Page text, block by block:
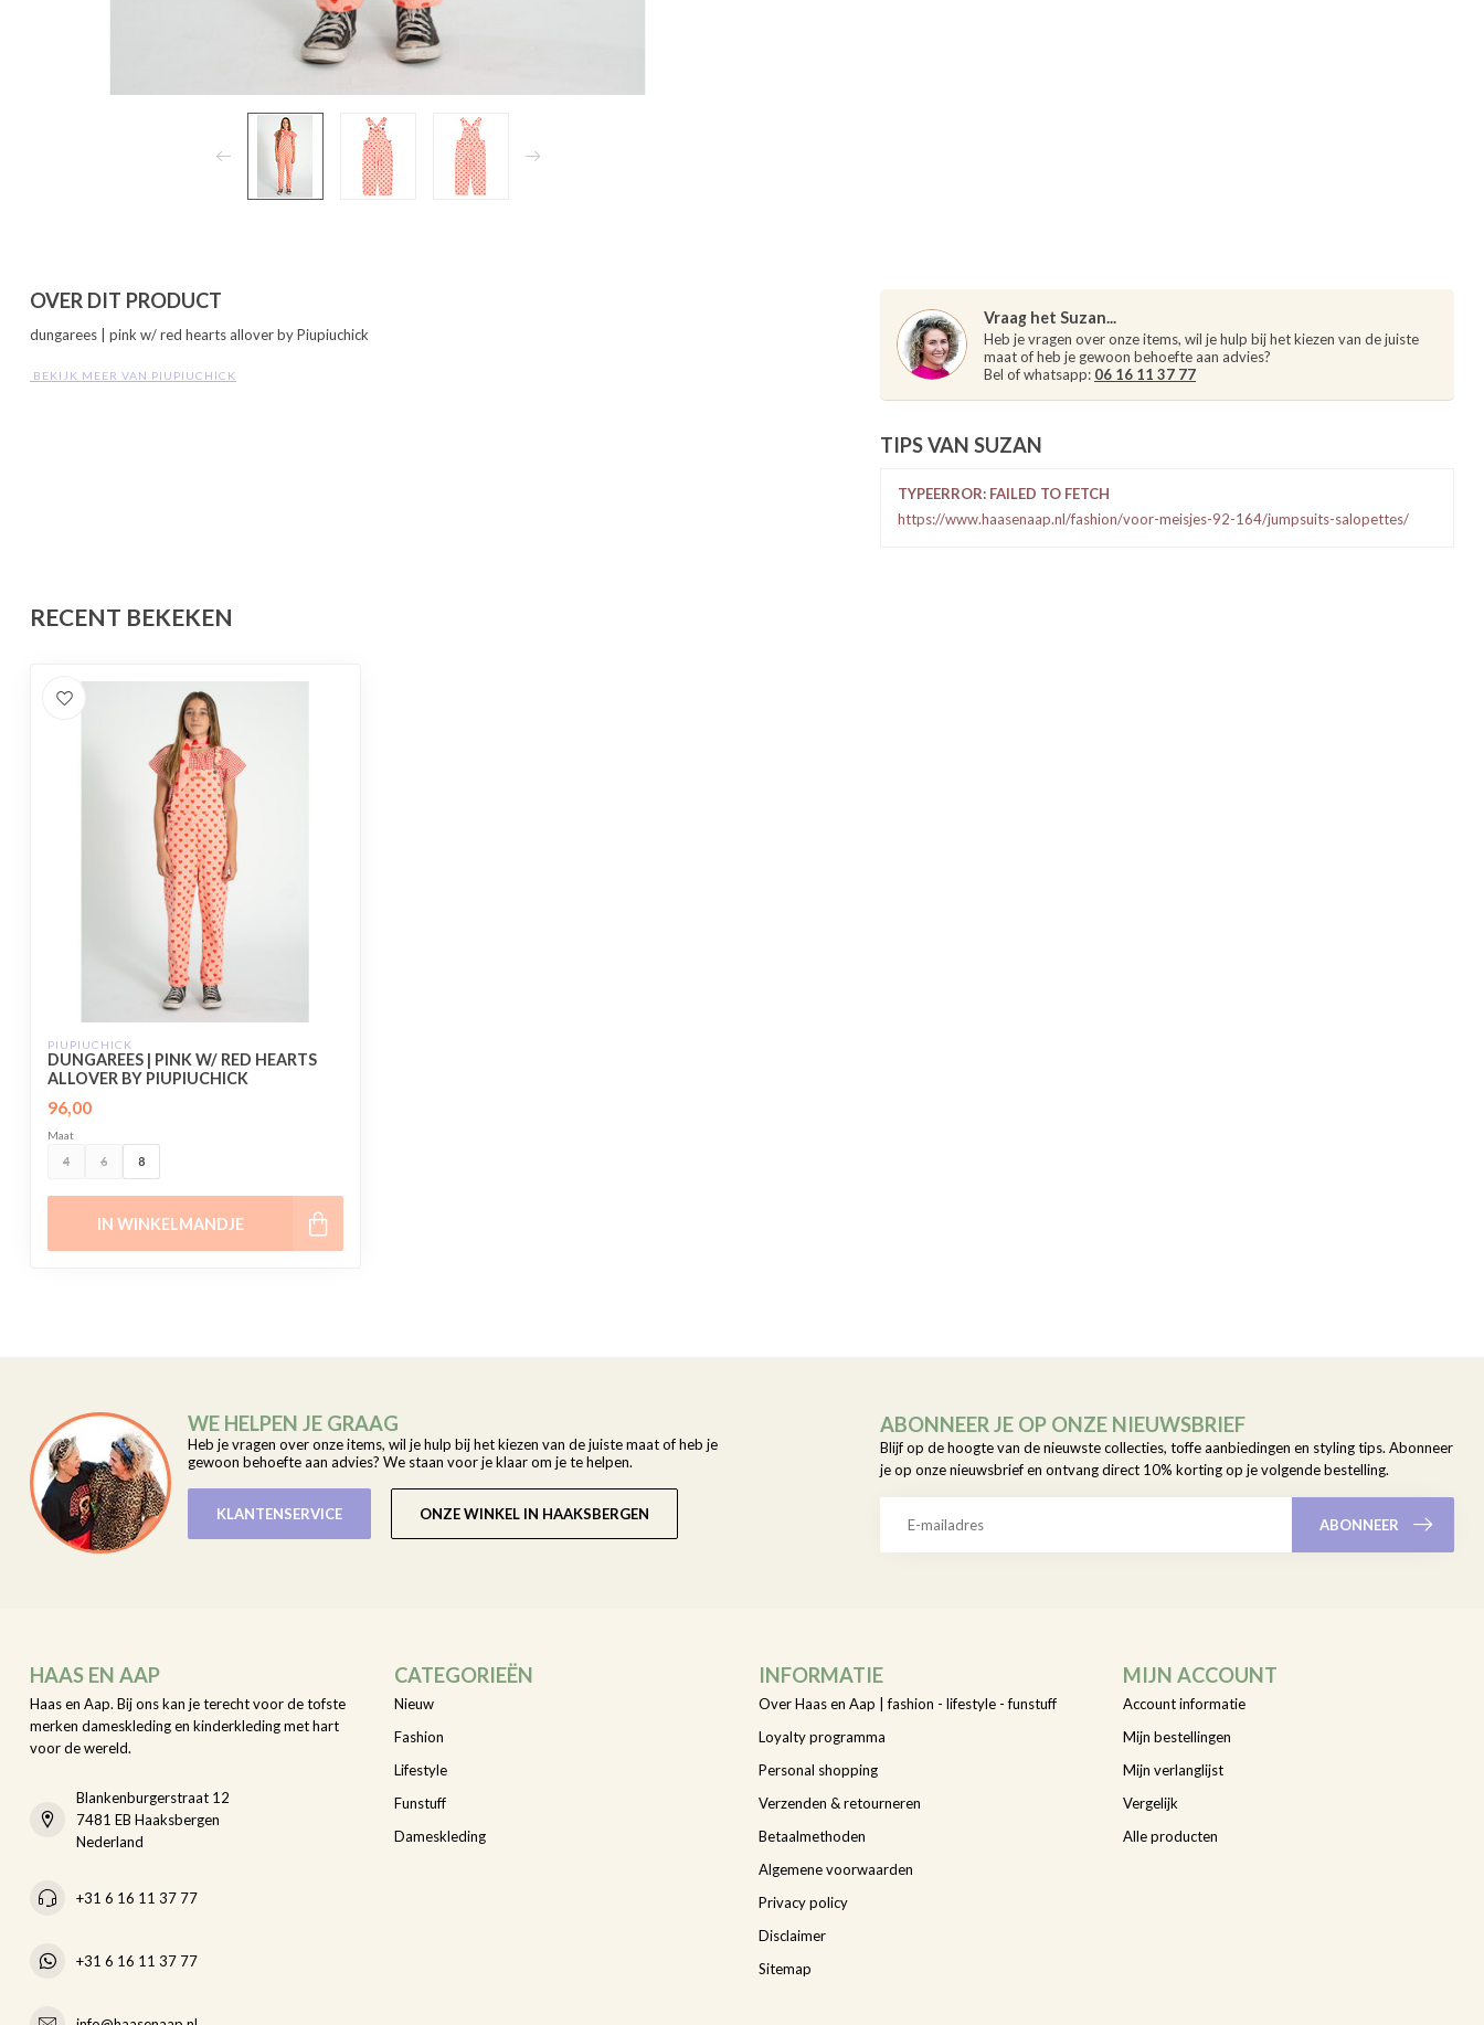
OVER DIT PRODUCT
dungarees | pink w/ red hearts allover by Piupiuchick
BEKIJK MEER VAN PIUPIUCHICK
Vraag het Suzan...
Heb je vragen over onze items, wil je hulp bij het kiezen van de juiste
maat of heb je gewoon behoefte aan advies?
Bel of whatsapp: 06 16 11 37 77
TIPS VAN SUZAN
TYPEERROR: FAILED TO FETCH
https://www.haasenaap.nl/fashion/voor-meisjes-92-164/jumpsuits-salopettes/
RECENT BEKEKEN
PIUPIUCHICK
DUNGAREES | PINK W/ RED HEARTS
ALLOVER BY PIUPIUCHICK
96,00
Maat
4 6 8
IN WINKELMANDJE
WE HELPEN JE GRAAG
Heb je vragen over onze items, wil je hulp bij het kiezen van de juiste maat of heb je
gewoon behoefte aan advies? We staan voor je klaar om je te helpen.
KLANTENSERVICE ONZE WINKEL IN HAAKSBERGEN
ABONNEER JE OP ONZE NIEUWSBRIEF
Blijf op de hoogte van de nieuwste collecties, toffe aanbiedingen en styling tips. Abonneer
je op onze nieuwsbrief en ontvang direct 10% korting op je volgende bestelling.
ABONNEER
HAAS EN AAP
Haas en Aap. Bij ons kan je terecht voor de tofste
merken dameskleding en kinderkleding met hart
voor de wereld.
Blankenburgerstraat 12
7481 EB Haaksbergen
Nederland
+31 6 16 11 37 77
+31 6 16 11 37 77
CATEGORIEËN
Nieuw
Fashion
Lifestyle
Funstuff
Dameskleding
INFORMATIE
Over Haas en Aap | fashion - lifestyle - funstuff
Loyalty programma
Personal shopping
Verzenden & retourneren
Betaalmethoden
Algemene voorwaarden
Privacy policy
Disclaimer
Sitemap
MIJN ACCOUNT
Account informatie
Mijn bestellingen
Mijn verlanglijst
Vergelijk
Alle producten